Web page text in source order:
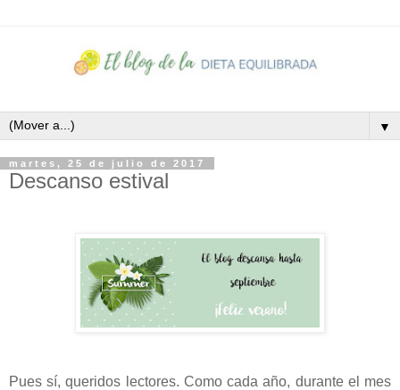
▼
martes, 25 de julio de 2017
Descanso estival
Pues sí, queridos lectores. Como cada año, durante el mes